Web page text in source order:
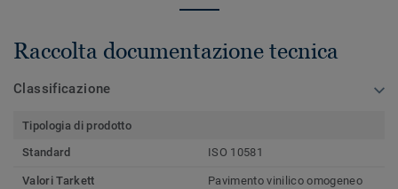
Raccolta documentazione tecnica
Classificazione
Tipologia di prodotto
Standard
ISO 10581
Valori Tarkett Pavimento vinilico omogeneo